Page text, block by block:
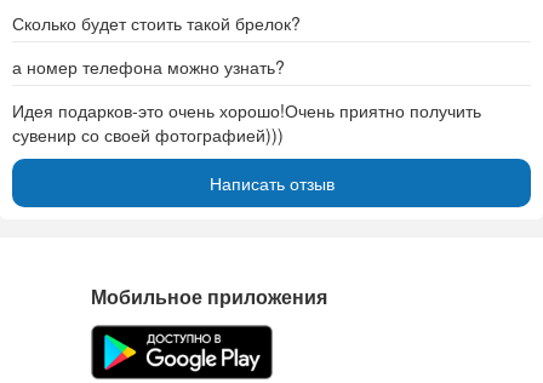
Сколько будет стоить такой брелок?
а номер телефона можно узнать?
Идея подарков-это очень хорошо!Очень приятно получить
сувенир со своей фотографией)))
Написать отзыв
Мобильное приложения